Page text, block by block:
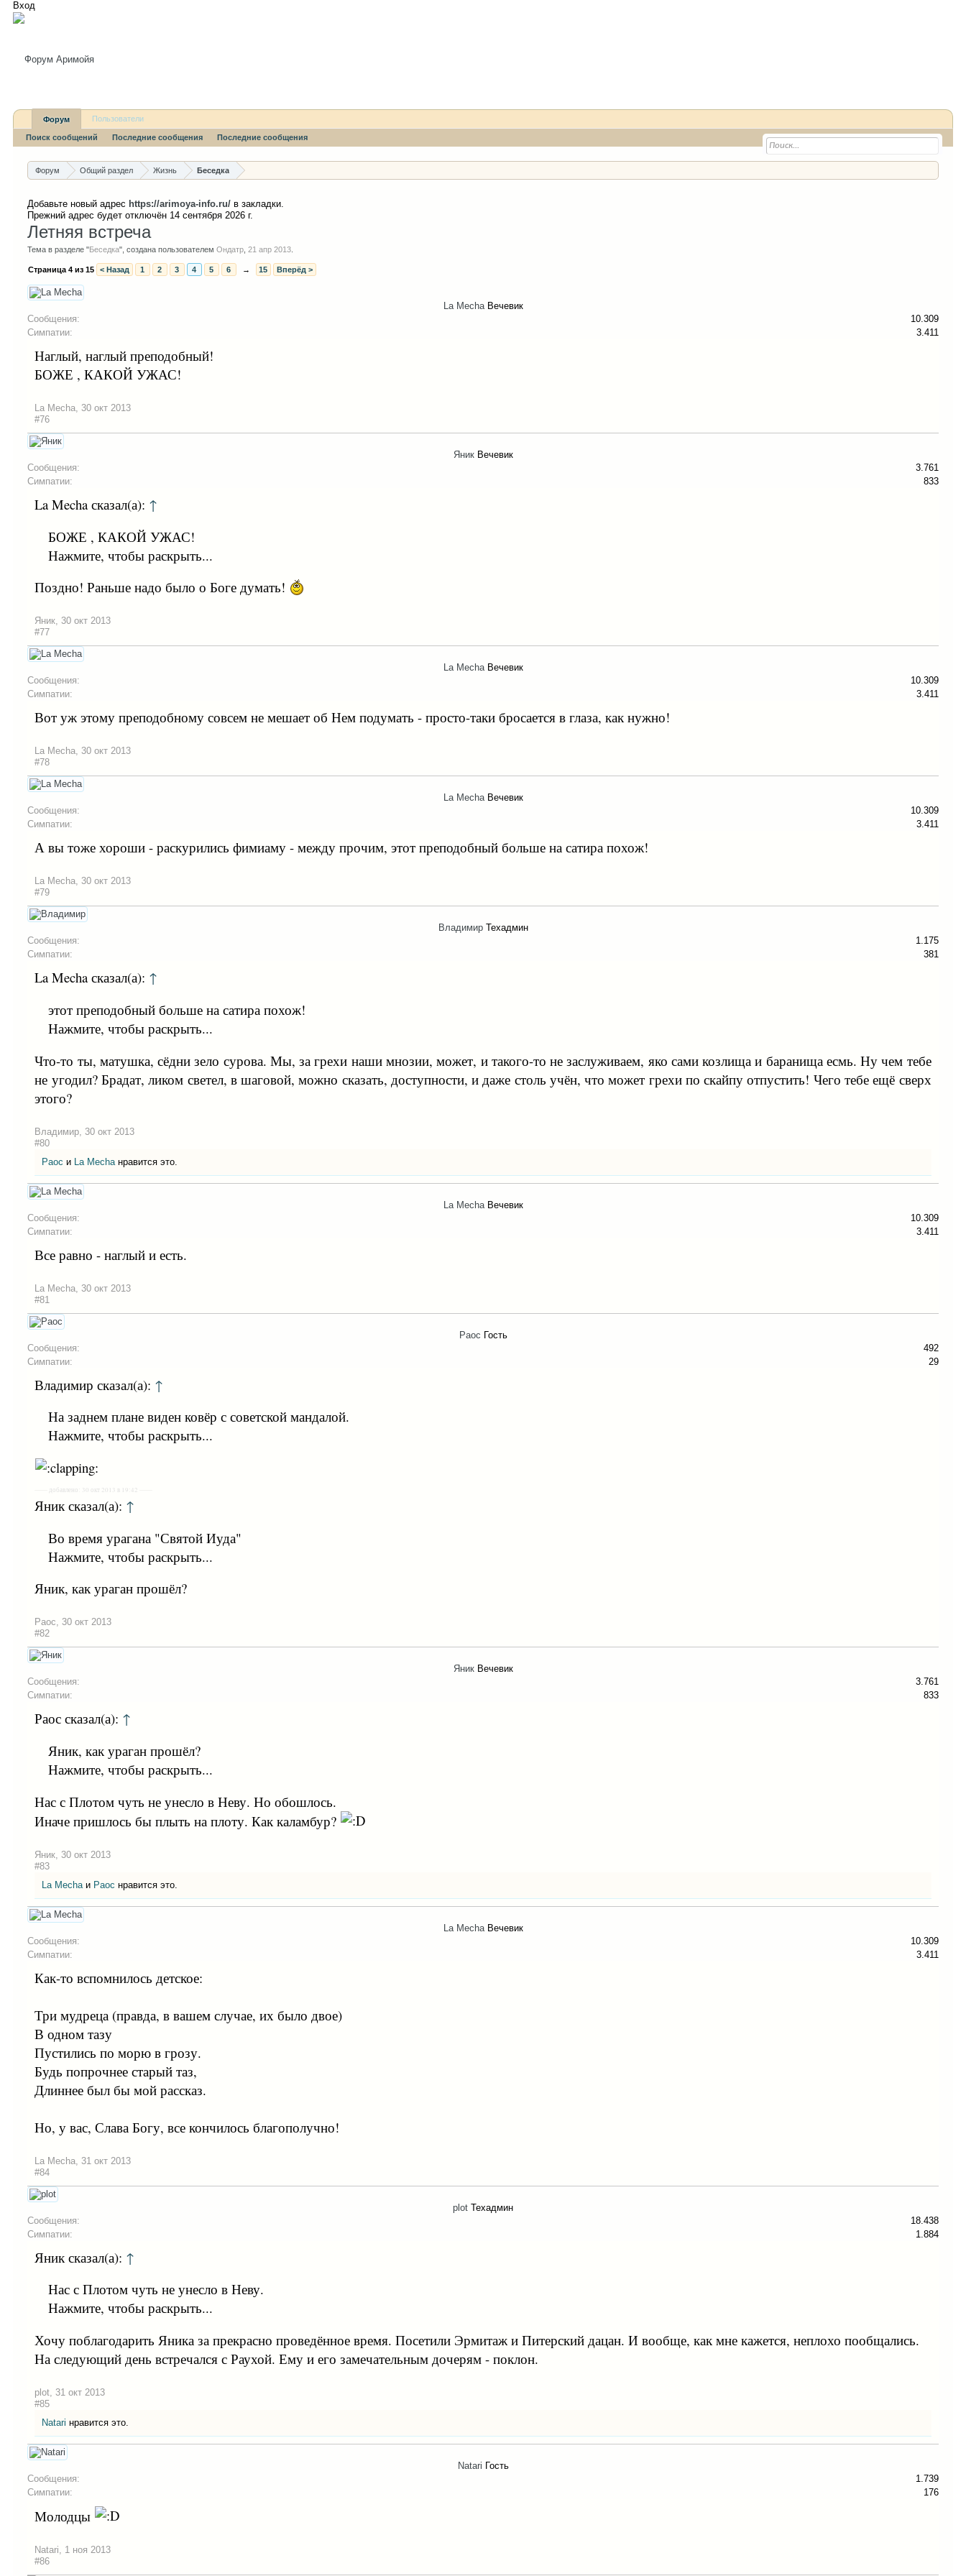
Вход
Форум Общий раздел Жизнь Беседка
Добавьте новый адрес https://arimoya-info.ru/ в закладки.
Прежний адрес будет отключён 14 сентября 2026 г.
Летняя встреча
Тема в разделе "Беседка", создана пользователемОндатр ,21 апр 2013
Страница 4 из 15 < Назад 1 2 3 4 5 6 → 15 Вперёд >
La Mecha Вечевик
Сообщения:
10.309
Симпатии:
3.411
Наглый, наглый преподобный!
БОЖЕ , КАКОЙ УЖАС!
La Mecha, 30 окт 2013
#76
Яник Вечевик
Сообщения:
3.761
Симпатии:
833
La Mecha сказал(а): ↑
БОЖЕ , КАКОЙ УЖАС!
Нажмите, чтобы раскрыть...
Поздно! Раньше надо было о Боге думать!
Яник, 30 окт 2013
#77
La Mecha Вечевик
Сообщения:
10.309
Симпатии:
3.411
Вот уж этому преподобному совсем не мешает об Нем подумать - просто-таки бросается в глаза, как нужно!
La Mecha, 30 окт 2013
#78
La Mecha Вечевик
Сообщения:
10.309
Симпатии:
3.411
А вы тоже хороши - раскурились фимиаму - между прочим, этот преподобный больше на сатира похож!
La Mecha, 30 окт 2013
#79
Владимир Техадмин
Сообщения:
1.175
Симпатии:
381
La Mecha сказал(а): ↑
этот преподобный больше на сатира похож!
Нажмите, чтобы раскрыть...
Что-то ты, матушка, сёдни зело сурова. Мы, за грехи наши мнозии, может, и такого-то не заслуживаем, яко сами козлища и баранища есмь. Ну чем тебе
не угодил? Брадат, ликом светел, в шаговой, можно сказать, доступности, и даже столь учён, что может грехи по скайпу отпустить! Чего тебе ещё сверх
этого?
Владимир 30 окт 2013
#80
Раос и La Mecha нравится это.
La Mecha Вечевик
Сообщения:
10.309
Симпатии:
3.411
Все равно - наглый и есть.
La Mecha 30 окт 2013
#81
Раос Гость
Сообщения:
492
Симпатии:
29
Владимир сказал(а): ↑
На заднем плане виден ковёр с советской мандалой.
Нажмите, чтобы раскрыть...
—— добавлено: 30 окт 2013 в 19:42 ——
Яник сказал(а): ↑
Во время урагана "Святой Иуда"
Нажмите, чтобы раскрыть...
Яник, как ураган прошёл?
Раос, 30 окт 2013
#82
Яник Вечевик
Сообщения:
3.761
Симпатии:
833
Раос сказал(а): ↑
Яник, как ураган прошёл?
Нажмите, чтобы раскрыть...
Нас с Плотом чуть не унесло в Неву. Но обошлось.
Иначе пришлось бы плыть на плоту. Как каламбур?
Яник 30 окт 2013
#83
La Mecha и Раос нравится это.
La Mecha Вечевик
Сообщения:
10.309
Симпатии:
3.411
Как-то вспомнилось детское:
Три мудреца (правда, в вашем случае, их было двое)
В одном тазу
Пустились по морю в грозу.
Будь попрочнее старый таз,
Длиннее был бы мой рассказ.
Но, у вас, Слава Богу, все кончилось благополучно!
La Mecha 31 окт 2013
#84
plot Техадмин
Сообщения:
18.438
Симпатии:
1.884
Яник сказал(а): ↑
Нас с Плотом чуть не унесло в Неву.
Нажмите, чтобы раскрыть...
Хочу поблагодарить Яника за прекрасно проведённое время. Посетили Эрмитаж и Питерский дацан. И вообще, как мне кажется, неплохо пообщались.
На следующий день встречался с Раухой. Ему и его замечательным дочерям - поклон.
plot 31 окт 2013
#85
Natari нравится это.
Natari Гость
Сообщения:
1.739
Симпатии:
176
Молодцы
Natari
1 ноя 2013
#86
Форум
Поиск сообщений Последние сообщения Последние сообщения
Пользователи